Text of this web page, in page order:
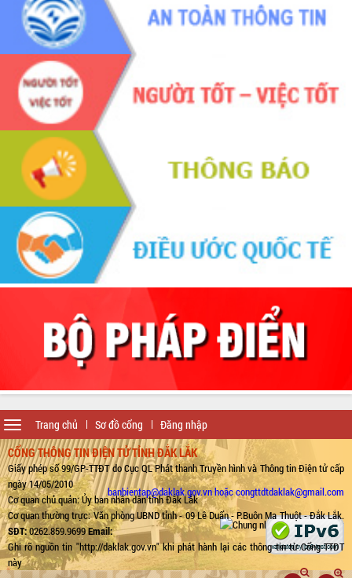
Trang chủ Sơ đồ cổng Đăng nhập
Toggle
navigation
CỔNG THÔNG TIN ĐIỆN TỬ TỈNH ĐẮK LẮK
Giấy phép số 99/GP-TTĐT do Cục QL Phát thanh Truyền hình và Thông tin Điện tử cấp
ngày 14/05/2010
Cơ quan chủ quản: Ủy ban nhân dân tỉnh Đắk Lắk
Cơ quan thường trực: Văn phòng UBND tỉnh - 09 Lê Duẩn - P.Buôn Ma Thuột - Đắk Lắk.
SĐT:0262.859.9699Email:
banbientap@daklak.gov.vn hoặc congttdtdaklak@gmail.com
Ghi rõ nguồn tin "http://daklak.gov.vn" khi phát hành lại các thông tin từ Cổng TTĐT
này